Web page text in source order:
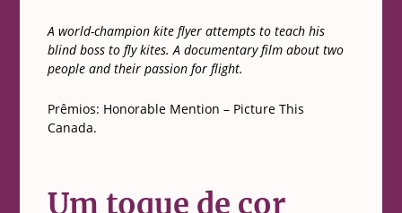
A world-champion kite flyer attempts to teach his
blind boss to fly kites. A documentary film about two
people and their passion for flight.
Prêmios: Honorable Mention – Picture This
Canada.
Um toque de cor